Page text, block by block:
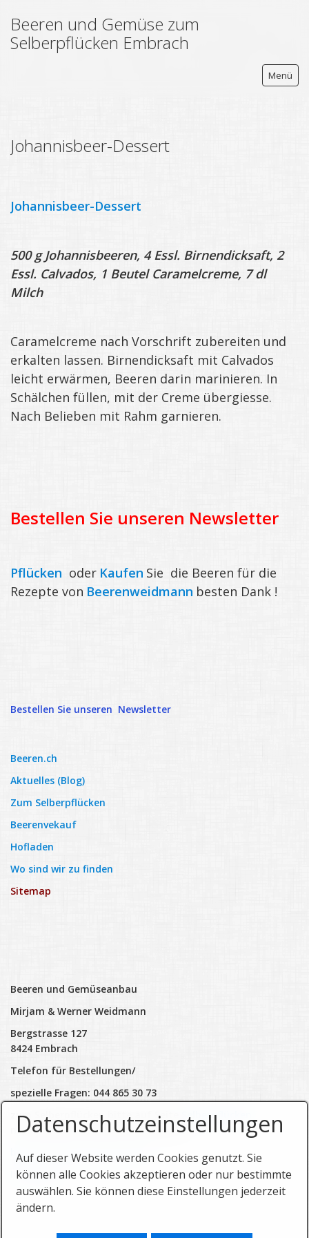
Beeren und Gemüse zum
Selberpflücken Embrach
Menü
beeren.ch
Permakultur
Beerenverkauf
Hofgemeinschaft Berghof127
Rezepte
Eigene Rezepte
Gemüse zubereiten
Johannisbeeren Rezepte
Rote Grütze
Johannisbeercharlotte
Johannisbeerauflauf mit Schneehaube
Stachelbeeren Rezepte
Johannisbeer-Dessert
Johannisbeer-Dessert
500 g Johannisbeeren, 4 Essl. Birnen­dicksaft, 2
Essl. Calvados, 1 Beutel Caramelcreme, 7 dl
Milch
Caramelcreme nach Vorschrift zubereiten und
erkalten lassen. Birnendicksaft mit Calvados
leicht erwärmen, Beeren darin marinieren. In
Schälchen füllen, mit der Creme übergiesse.
Nach Belieben mit Rahm garnieren.
Bestellen Sie unseren Newsletter
Pflücken oder Kaufen Sie die Beeren für die
Rezepte von Beerenweidmann besten Dank !
Bestellen Sie unseren Newsletter
Beeren.ch
Aktuelles (Blog)
Zum Selberpflücken
Beerenvekauf
Hofladen
Wo sind wir zu finden
Sitemap
Beeren und Gemüseanbau
Mirjam & Werner Weidmann
Bergstrasse 127
8424 Embrach
Telefon für Bestellungen/
spezielle Fragen: 044 865 30 73
zum Selberpflücken bitte auf Seite
Selberpflücken
nachschauen wird immer Aktualisiert
beerenweidmann@beeren.ch
Instagram
Datenschutzeinstellungen
Auf dieser Website werden Cookies genutzt. Sie
können alle Cookies akzeptieren oder nur bestimmte
auswählen. Sie können diese Einstellungen jederzeit
ändern.